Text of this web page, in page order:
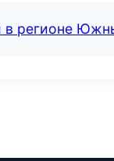
в регионе